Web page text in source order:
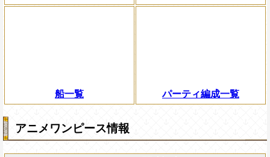
船一覧 パーティ編成一覧
アニメワンピース情報